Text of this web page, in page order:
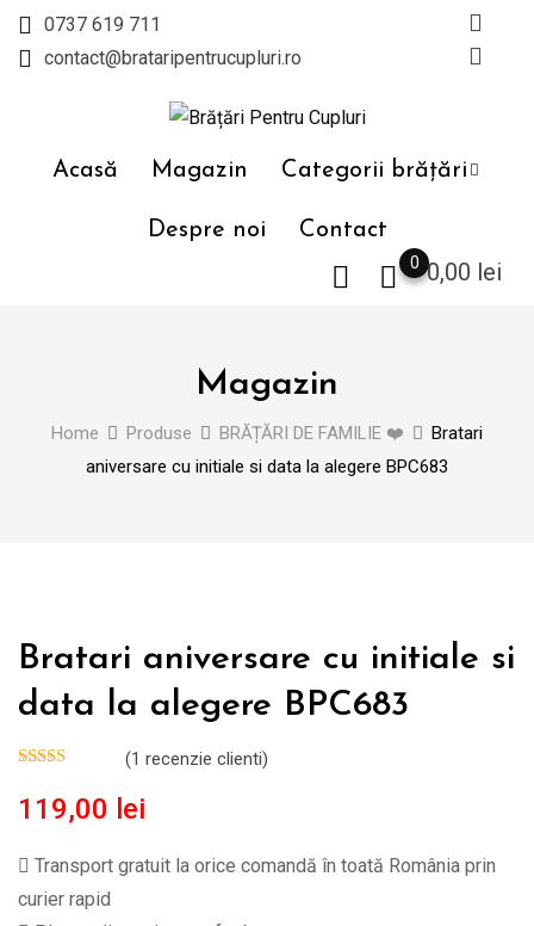
Skip
0737 619 711
contact@brataripentrucupluri.ro
Acasă Magazin Categorii brățări
Despre noi Contact
0,00 lei
0
Magazin
Home Produse BRĂȚĂRI DE FAMILIE ❤️
Bratari
aniversare cu initiale si data la alegere BPC683
Bratari aniversare cu initiale si
data la alegere BPC683
(1 recenzie clienti)
119,00 lei
Transport gratuit la orice comandă în toată România prin
curier rapid